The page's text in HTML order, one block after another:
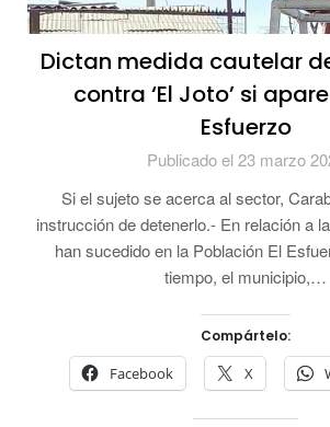
Dictan medida cautelar
contra ‘El Joto’ si
Esfuerzo
Publicado el 23 marzo
Si el sujeto se acerca al sector,
instrucción de detenerlo.- En relación a
han sucedido en la Población El
tiempo, el municipio,…
Compártelo:
Facebook X